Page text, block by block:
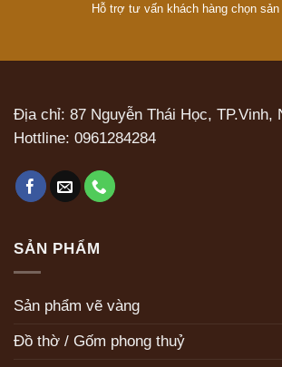
Hỗ trợ tư vấn khách hàng chọn sản
Địa chỉ: 87 Nguyễn Thái Học, TP.Vinh,
Hottline: 0961284284
SẢN PHẨM
Sản phẩm vẽ vàng
Đồ thờ / Gốm phong thuỷ